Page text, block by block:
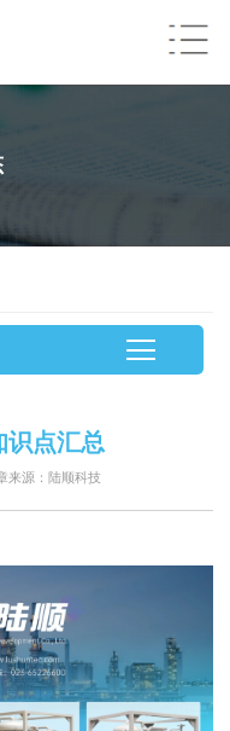
识点汇总
源：陆顺科技